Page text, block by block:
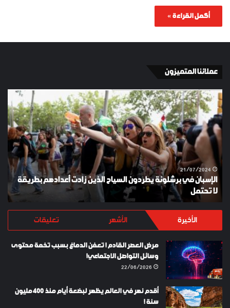
أكمل القراءة »
عملائنا المتميزون
الإسبان
في
برشلونة
يطردون
السياح
الذين
زادت
أعدادهم
بطريقة
تحتمل
21/07/2024
الإسبان في برشلونة يطردون السياح الذين زادت أعدادهم بطريقة
لا تحتمل
الأخيرة الأشهر تعليقات
مرض العصر القادم ! تعفن الدماغ بسبب تخمة محتوى
وسائل التواصل الاجتماعي!
22/06/2026
أقدم نهر في العالم يظهر لبضعة أيام منذ 400 مليون
سنة !